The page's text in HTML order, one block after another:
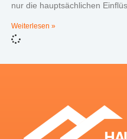
nur die hauptsächlichen
Weiterlesen »